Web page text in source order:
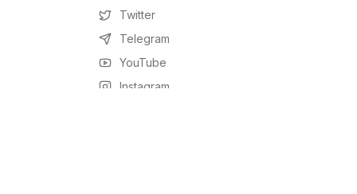
Twitter
Telegram
YouTube
Instagram